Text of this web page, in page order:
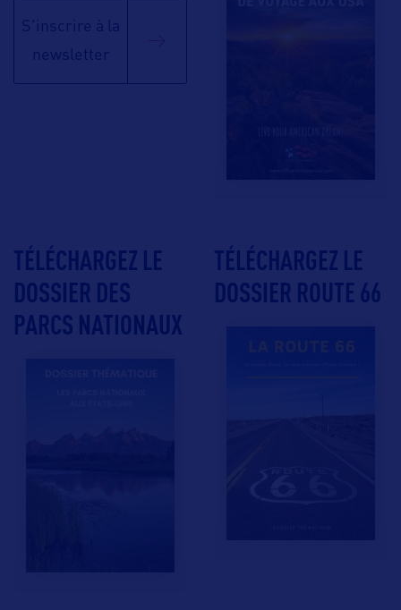
S'inscrire à la
newsletter
TÉLÉCHARGEZ LE
DOSSIER DES
PARCS NATIONAUX
TÉLÉCHARGEZ LE
DOSSIER ROUTE 66